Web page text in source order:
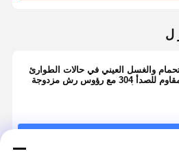
ل
والغسل العيني في حالات الطوارئ
من الفولاذ المقاوم للصدأ 304 مع رؤوس رش مزدوجة